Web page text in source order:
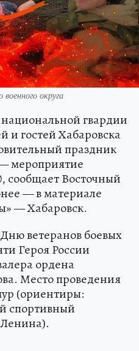
округа
гвардии
и гостей Хабаровска
праздник
мероприятие
сообщает Восточный
— в материале
— Хабаровск.
ветеранов боевых
Героя России
ордена
Место проведения
(ориентиры:
спортивный